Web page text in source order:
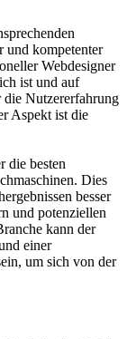
und kompetenter
Webdesigner
ist und auf
die Nutzererfahrung
Aspekt ist die
die besten
Dies
besser
und potenziellen
kann der
einer
um sich von der